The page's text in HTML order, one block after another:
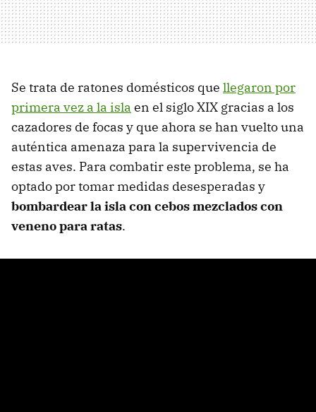
Se trata de ratones domésticos que llegaron por
primera vez a la isla en el siglo XIX gracias a los
cazadores de focas y que ahora se han vuelto una
auténtica amenaza para la supervivencia de
estas aves. Para combatir este problema, se ha
optado por tomar medidas desesperadas y
bombardear la isla con cebos mezclados con
veneno para ratas.